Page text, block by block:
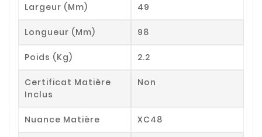
Largeur (mm) 49
Longueur (mm) 98
Poids (kg) 2.2
Certificat Matière
Inclus
Non
Nuance Matière XC48